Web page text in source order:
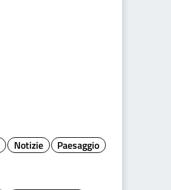
Notizie Paesaggio